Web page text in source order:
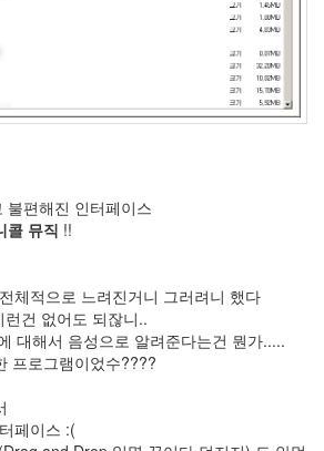
불편해진 인터페이스
콜 뮤직 !!
체적으로 느려진거니 그러려니 했다
건 없어도 되잖니..
대해서 음성으로 알려준다는건 뭔가.....
프로그램이었수????
페이스 :(